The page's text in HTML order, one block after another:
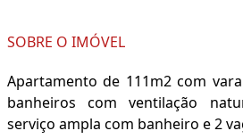
SOBRE O IMÓVEL
Apartamento de 111m2 com
banheiros com ventilação
serviço ampla com banheiro e 2